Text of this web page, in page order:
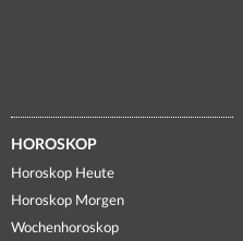
HOROSKOP
Horoskop Heute
Horoskop Morgen
Wochenhoroskop